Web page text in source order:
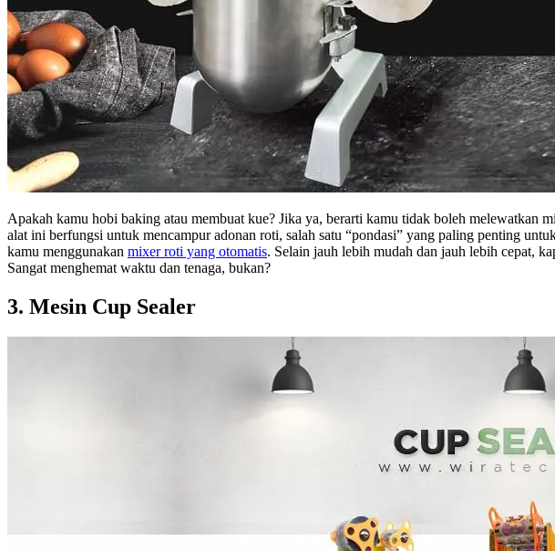
Apakah kamu hobi baking atau membuat kue? Jika ya, berarti kamu tidak boleh melewatkan
alat ini berfungsi untuk mencampur adonan roti, salah satu “pondasi” yang paling penting
kamu menggunakan mixer roti yang otomatis. Selain jauh lebih mudah dan jauh lebih cepat,
Sangat menghemat waktu dan tenaga, bukan?
3. Mesin Cup Sealer